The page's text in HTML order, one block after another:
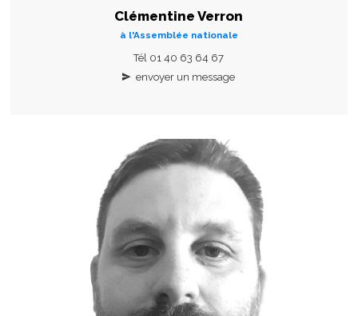
Clémentine Verron
à l'Assemblée nationale
Tél 01 40 63 64 67
envoyer un message